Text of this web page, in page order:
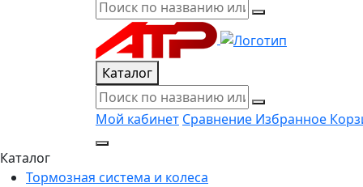
Каталог
Мой кабинет Сравнение Избранное
Каталог
Тормозная система и колеса